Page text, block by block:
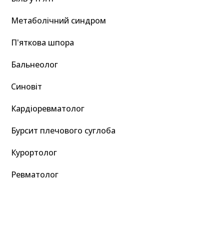
Метаболічний синдром
П'яткова шпора
Бальнеолог
Синовіт
Кардіоревматолог
Бурсит плечового суглоба
Курортолог
Ревматолог